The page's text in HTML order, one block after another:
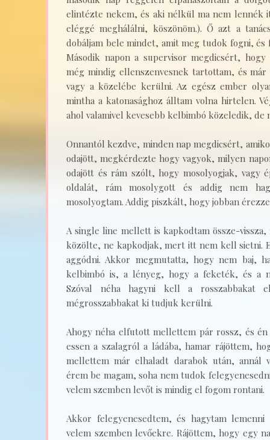
elintézte nekem, és aki nélkül ma nem lennék
eléggé meghálálni, köszönöm.). Ő azt a
dobáljam bele mindet, amit meg tudok fogni, és
Második napon a supervisor megdicsért,
még mindig ellenszenvesnek tartottam, és
vagy a közelébe kerülni. Az egész ember
mintha a katonasághoz álltam volna hirtelen.
ahol valamivel kevesebb kelbimbó közeledik,
Onnantól kezdve, minden nap megdicsért,
odajött, megkérdezte hogy vagyok, milyen
odajött és rám szólt, hogy mosolyogjak, vagy
oldalát, rám mosolygott és addig nem
mosolyogtam. Addig piszkált, hogy jobban
A single line mellett is kapkodtam össze-
közölte, ne kapkodjak, mert itt nem kell sietni.
aggódni. Akkor megmutatta, hogy nem baj,
kelbimbó is, a lényeg, hogy a feketék, és a
Szóval néha hagyni kell a rosszabbakat
mégrosszabbakat ki tudjuk kerülni.
Ahogy néha elfutott mellettem pár rossz, és
essen a szalagról a ládába, hamar rájöttem,
mellettem már elhaladt darabok után, annál
érem be magam, soha nem tudok
velem szemben levőt is mindig el fogom rontani.
Akkor felegyenesedtem, és hagytam
velem szemben levőekre. Rájöttem, hogy egy